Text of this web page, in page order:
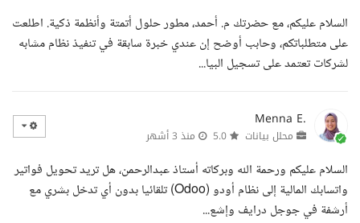
السلام عليكم، مع حضرتك م. أحمد، مطور حلول أتمتة وأنظمة ذكية. اطلعت
على متطلباتكم، وحابب أوضح إن عندي خبرة سابقة في تنفيذ نظام مشابه
لشركات تعتمد على تسجيل البيا...
Menna E.
محلل بيانات منذ 3 أشهر
السلام عليكم ورحمة الله وبركاته أستاذ عبدالرحمن، هل تريد تحويل فواتير
واتسابك المالية إلى نظام أودو (Odoo) تلقائيا بدون أي تدخل بشري مع
أرشفة في جوجل درايف وإشع...